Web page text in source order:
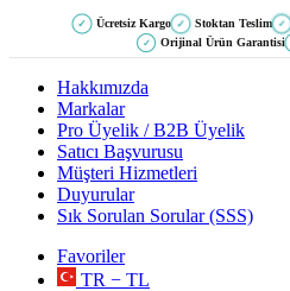
✓ Ücretsiz Kargo ✓ Stoktan Teslim ✓
✓ Orijinal Ürün Garantisi
Hakkımızda
Markalar
Pro Üyelik / B2B Üyelik
Satıcı Başvurusu
Müşteri Hizmetleri
Duyurular
Sık Sorulan Sorular (SSS)
Favoriler
TR − TL